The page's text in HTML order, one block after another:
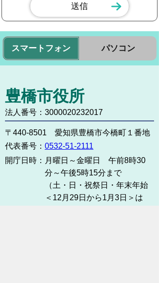
スマートフォン パソコン
豊橋市役所
法人番号：3000020232017
〒440-8501 愛知県豊橋市今橋町１番地
代表番号： 0532-51-2111
開庁日時： 月曜日～金曜日 午前8時30
分～午後5時15分まで
（土・日・祝祭日・年末年始
＜12月29日から1月3日＞は